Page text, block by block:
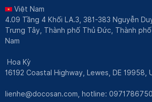
Việt Nam
4.09 Tầng 4 Khối LA.3, 381-383 Nguyễn
Trưng Tây, Thành phố Thủ Đức, Thành
Nam
Hoa Kỳ
16192 Coastal Highway, Lewes, DE 19958,
lienhe@docosan.com , hotline: 0971786750